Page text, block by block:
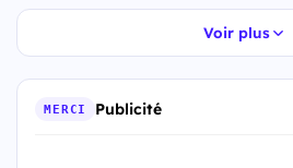
Voir plus
MERCI Publicité